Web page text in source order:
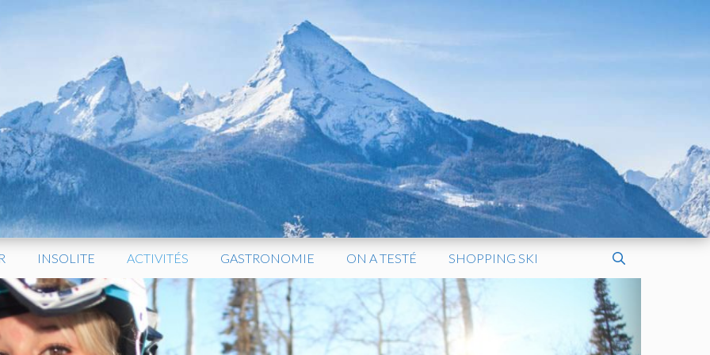
INSOLITE ACTIVITÉS GASTRONOMIE ON A TESTÉ SHOPPING SKI